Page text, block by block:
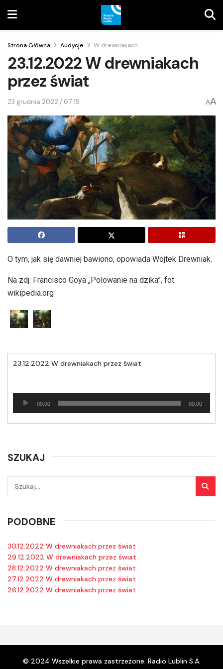
Strona Główna Audycje W drewniakach
23.12.2022 W drewniakach
przez świat
23 grudnia 2022 / 07:15 AA
O tym, jak się dawniej bawiono, opowiada Wojtek Drewniak.
Na zdj. Francisco Goya „Polowanie na dzika”, fot.
wikipedia.org
23.12.2022 W drewniakach przez świat
Odtwarzacz
plików
00:00 00:00
SZUKAJ
PODOBNE
30.12.2022 W drewniakach przez świat
29.12.2022 W drewniakach przez świat
28.12.2022 W drewniakach przez świat
27.12.2022 W drewniakach przez świat
26.12.2022 W drewniakach przez świat
© 2024 Wszelkie prawa zastrzeżone. Radio Lublin S.A.